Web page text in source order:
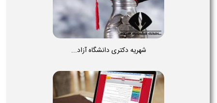
شهریه دکتری دانشگاه آزاد...